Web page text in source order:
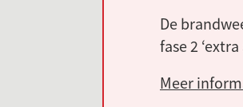
De
fase 2
Meer